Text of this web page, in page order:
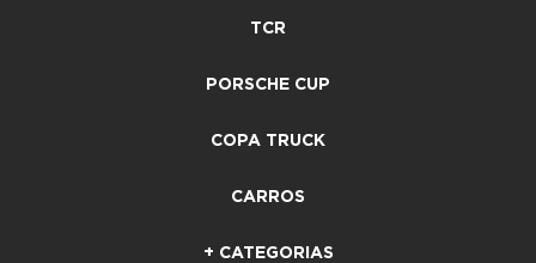
TCR
PORSCHE CUP
COPA TRUCK
CARROS
+ CATEGORIAS